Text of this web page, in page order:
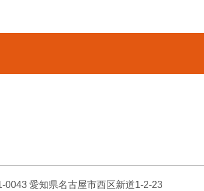
0043 愛知県名古屋市西区新道1-2-23